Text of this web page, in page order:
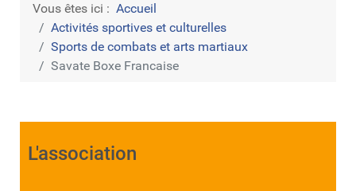
Vous êtes ici : Accueil
Activités sportives et culturelles
Sports de combats et arts martiaux
Savate Boxe Francaise
L'association